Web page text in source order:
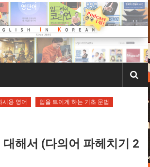
시용 영어 입을 트이게 하는 기초 문법
대해서 (다의어 파헤치기 2